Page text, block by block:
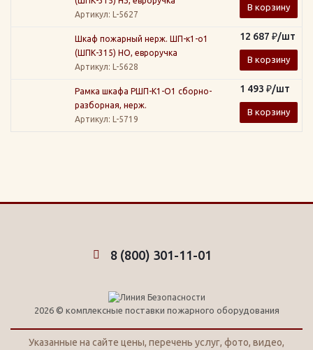
Артикул: L-5627
В корзину
Шкаф пожарный нерж. ШП-к1-о1
(ШПК-315) НО, евроручка
Артикул: L-5628
12 687 ₽/шт
В корзину
Рамка шкафа РШП-К1-О1 сборно-
разборная, нерж.
Артикул: L-5719
1 493 ₽/шт
В корзину
8 (800) 301-11-01
2026 © комплексные поставки пожарного оборудования
Указанные на сайте цены, перечень услуг, фото, видео,